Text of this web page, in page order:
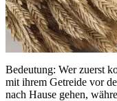
Bedeutung: Wer zuerst
mit ihrem Getreide vor
nach Hause gehen,